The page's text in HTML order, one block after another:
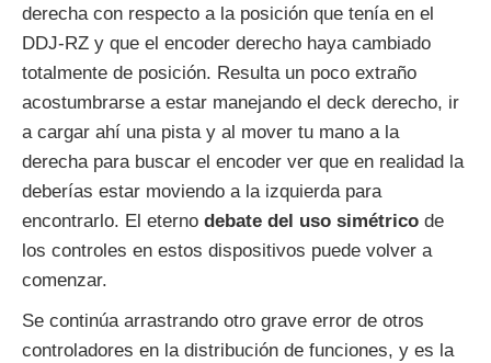
derecha con respecto a la posición que tenía en el
DDJ-RZ y que el encoder derecho haya cambiado
totalmente de posición. Resulta un poco extraño
acostumbrarse a estar manejando el deck derecho, ir
a cargar ahí una pista y al mover tu mano a la
derecha para buscar el encoder ver que en realidad la
deberías estar moviendo a la izquierda para
encontrarlo. El eterno debate del uso simétrico de
los controles en estos dispositivos puede volver a
comenzar.
Se continúa arrastrando otro grave error de otros
controladores en la distribución de funciones, y es la